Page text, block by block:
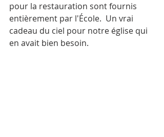
pour la restauration sont fournis
entièrement par l'École.  Un vrai
cadeau du ciel pour notre église qui
en avait bien besoin.